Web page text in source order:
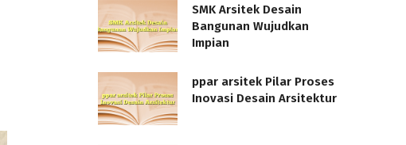
SMK Arsitek Desain
Bangunan Wujudkan
Impian
ppar arsitek Pilar Proses
Inovasi Desain Arsitektur